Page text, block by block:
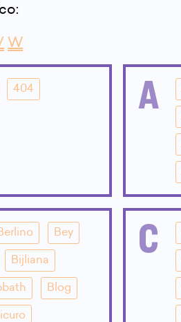
W
404 A
Bey
Bijliana
Blog
C